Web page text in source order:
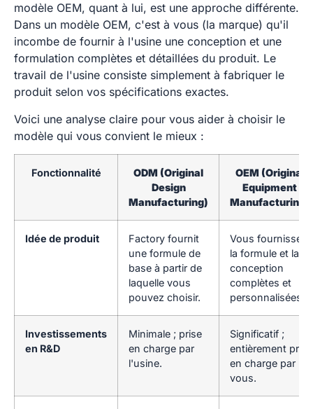
modèle OEM, quant à lui, est une approche différente.
Dans un modèle OEM, c'est à vous (la marque) qu'il
incombe de fournir à l'usine une conception et une
formulation complètes et détaillées du produit. Le
travail de l'usine consiste simplement à fabriquer le
produit selon vos spécifications exactes.
Voici une analyse claire pour vous aider à choisir le
modèle qui vous convient le mieux :
Fonctionnalité
ODM (Original
Design
Manufacturing)
OEM (Original
Equipment
Manufacturing)
Idée de produit
Factory fournit
une formule de
base à partir de
laquelle vous
pouvez choisir.
Vous fournissez
la formule et la
conception
complètes et
personnalisées.
Investissements
en R&D
Minimale ; prise
en charge par
l'usine.
Significatif ;
entièrement pris
en charge par
vous.